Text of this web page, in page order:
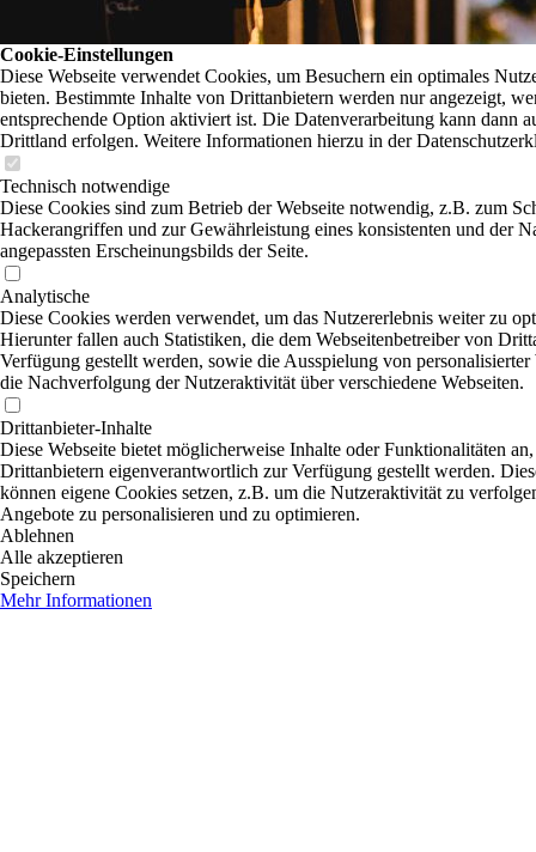
Cookie-Einstellungen
Diese Webseite verwendet Cookies, um Besuchern ein optimales
bieten. Bestimmte Inhalte von Drittanbietern werden nur angezeigt,
entsprechende Option aktiviert ist. Die Datenverarbeitung kann dann
Drittland erfolgen. Weitere Informationen hierzu in der
Technisch notwendige
Diese Cookies sind zum Betrieb der Webseite notwendig, z.B. zum
Hackerangriffen und zur Gewährleistung eines konsistenten und der
angepassten Erscheinungsbilds der Seite.
Analytische
Diese Cookies werden verwendet, um das Nutzererlebnis weiter zu
Hierunter fallen auch Statistiken, die dem Webseitenbetreiber von
Verfügung gestellt werden, sowie die Ausspielung von
die Nachverfolgung der Nutzeraktivität über verschiedene Webseiten.
Drittanbieter-Inhalte
Diese Webseite bietet möglicherweise Inhalte oder Funktionalitäten
Drittanbietern eigenverantwortlich zur Verfügung gestellt werden.
können eigene Cookies setzen, z.B. um die Nutzeraktivität zu
Angebote zu personalisieren und zu optimieren.
Ablehnen
Alle akzeptieren
Speichern
Mehr Informationen